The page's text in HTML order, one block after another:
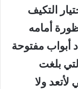
التكيف
أمامه
أبواب مفتوحة
بلغت
لأتعد ولا